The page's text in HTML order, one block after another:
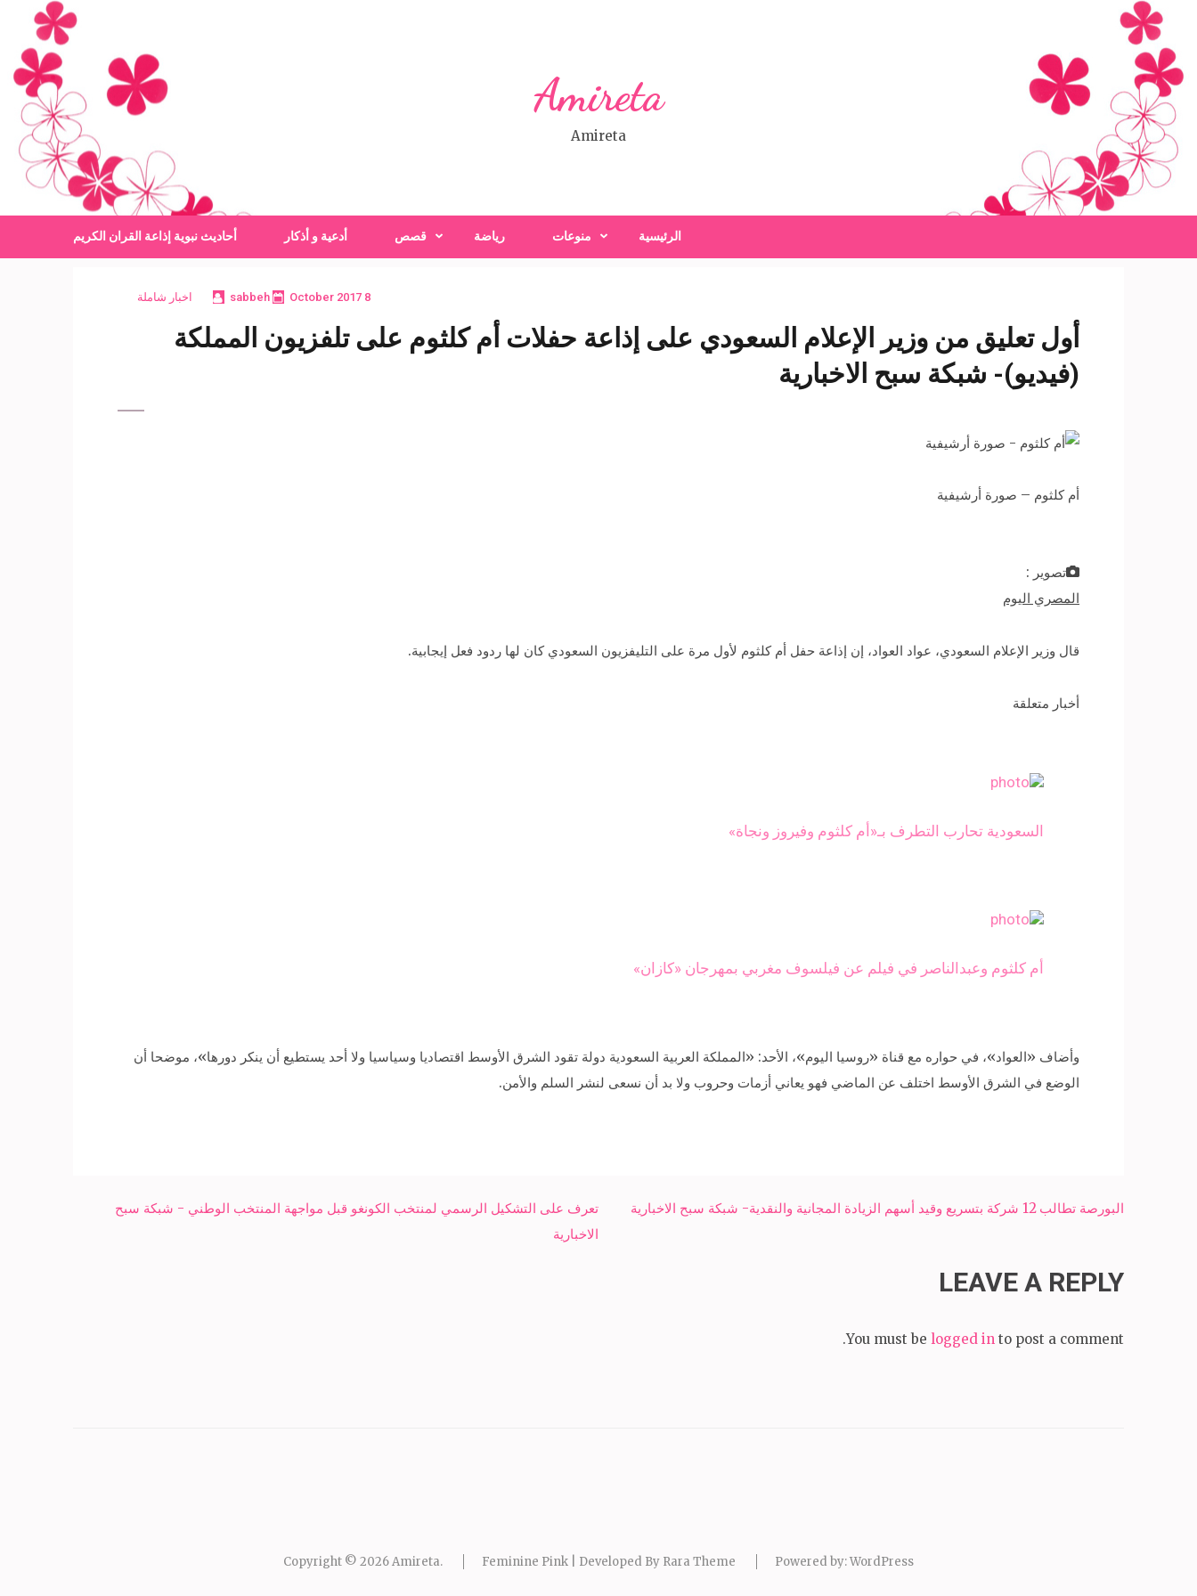
content
(Press
Enter)
Amireta
Amireta
الرئيسية منوعات رياضة قصص أدعية و أذكار أحاديث نبوية إذاعة القران الكريم
8 October 2017
sabbeh اخبار شاملة
أول تعليق من وزير الإعلام السعودي على إذاعة حفلات أم كلثوم على تلفزيون المملكة
(فيديو)- شبكة سبح الاخبارية
أم كلثوم – صورة أرشيفية
تصوير :
المصري اليوم
قال وزير الإعلام السعودي، عواد العواد، إن إذاعة حفل أم كلثوم لأول مرة على التليفزيون السعودي كان لها ردود فعل إيجابية.
أخبار متعلقة
السعودية تحارب التطرف بـ«أم كلثوم وفيروز ونجاة»
أم كلثوم وعبدالناصر في فيلم عن فيلسوف مغربي بمهرجان «كازان»
وأضاف «العواد»، في حواره مع قناة «روسيا اليوم»، الأحد: «المملكة العربية السعودية دولة تقود الشرق الأوسط اقتصاديا وسياسيا ولا أحد يستطيع أن ينكر دورها»، موضحا أن
الوضع في الشرق الأوسط اختلف عن الماضي فهو يعاني أزمات وحروب ولا بد أن نسعى لنشر السلم والأمن.
Post
تعرف على التشكيل الرسمي لمنتخب الكونغو قبل مواجهة المنتخب الوطني - شبكة سبح
الاخبارية
البورصة تطالب 12 شركة بتسريع وقيد أسهم الزيادة المجانية والنقدية- شبكة سبح الاخبارية
LEAVE A REPLY
You must be logged in to post a comment.
Copyright © 2026Amireta. Feminine Pink | Developed By Rara Theme Powered by:WordPress